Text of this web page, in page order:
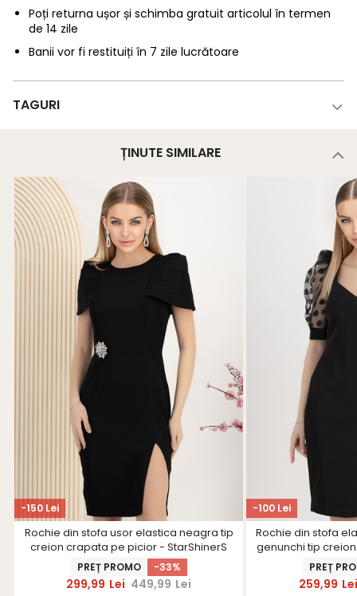
Poți returna ușor și schimba gratuit articolul în termen
de 14 zile
Banii vor fi restituiți în 7 zile lucrătoare
TAGURI
ȚINUTE SIMILARE
-150 Lei
Rochie din stofa usor elastica neagra tip
creion crapata pe picior - StarShinerS
PREȚ PROMO -33%
299,99 Lei 449,99 Lei
-100 Lei
Rochie din stofa
genunchi tip
PREȚ
259,99